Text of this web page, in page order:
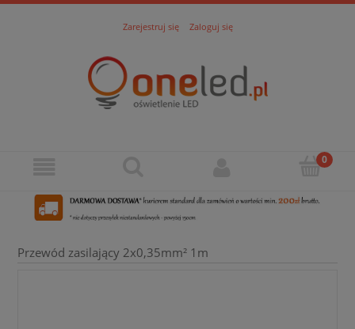
Zarejestruj się Zaloguj się
Przewód zasilający 2x0,35mm² 1m